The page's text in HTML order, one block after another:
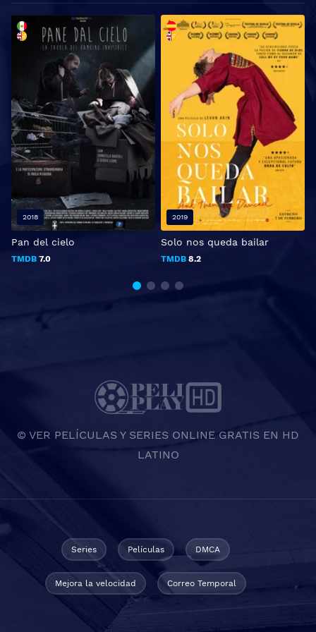
Pan del cielo
TMDB 7.0
2018
Solo nos queda bailar
TMDB 8.2
2019
© VER PELÍCULAS Y SERIES ONLINE GRATIS EN HD
LATINO
Series Películas DMCA
Mejora la velocidad Correo Temporal